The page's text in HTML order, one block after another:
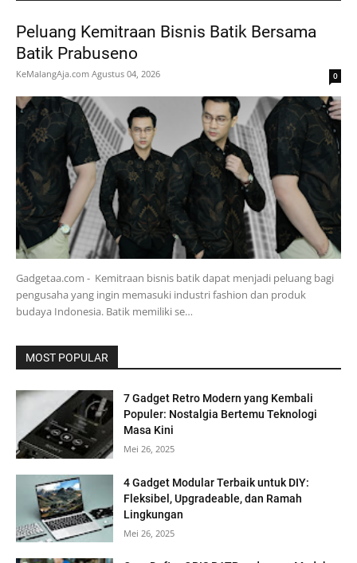
Peluang Kemitraan Bisnis Batik Bersama
Batik Prabuseno
KeMalangAja.com Agustus 04, 2026 0
Gadgetaa.com - Kemitraan bisnis batik dapat menjadi peluang bagi
pengusaha yang ingin memasuki industri fashion dan produk
budaya Indonesia. Batik memiliki se…
MOST POPULAR
7 Gadget Retro Modern yang Kembali
Populer: Nostalgia Bertemu Teknologi
Masa Kini
Mei 26, 2025
4 Gadget Modular Terbaik untuk DIY:
Fleksibel, Upgradeable, dan Ramah
Lingkungan
Mei 26, 2025